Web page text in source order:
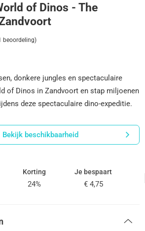
of Dinos - The
beoordeling)
donkere jungles en spectaculaire
of Dinos in Zandvoort en stap miljoenen
deze spectaculaire dino-expeditie.
Bekijk beschikbaarheid
Korting
24%
Je bespaart
€ 4,75